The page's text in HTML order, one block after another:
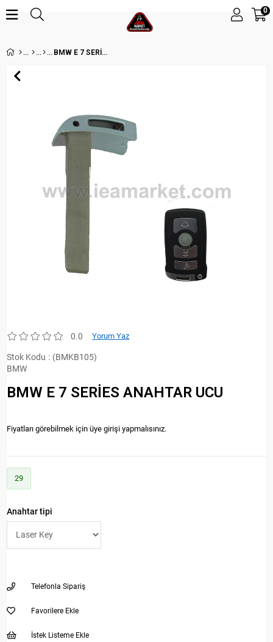
0
BMW E 7 SERİES ANAHTAR UCU
0.0 Yorum Yaz
Stok Kodu
(BMKB105)
BMW
BMW E 7 SERİES ANAHTAR UCU
Fiyatları görebilmek için üye girişi yapmalısınız.
29
Anahtar tipi
Telefonla Sipariş
Favorilere Ekle
İstek Listeme Ekle